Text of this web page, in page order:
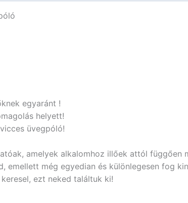
egyaránt !
helyett!
üvegpóló!
amelyek alkalomhoz illőek attól függően
emellett még egyedian és különlegesen fog
ezt neked találtuk ki!